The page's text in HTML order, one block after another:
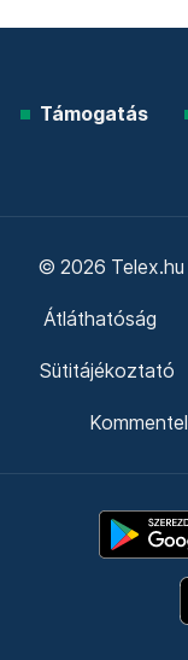
Támogatás
© 2026 Telex.hu
Átláthatóság
Sütitájékoztató